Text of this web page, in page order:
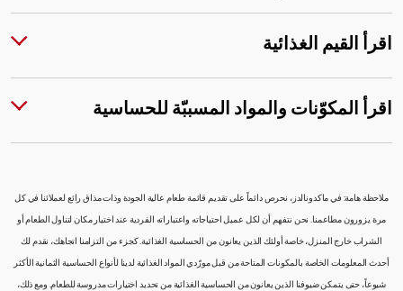
اقرأ القيم الغذائية
اقرأ المكوّنات والمواد المسببّة للحساسية
ملاحظة هامة: في ماكدونالدز، نحرص دائماً على تقديم قائمة طعام عالية الجودة وذات مذاق رائع لعملائنا في كل
مرة يزورون مطاعمنا. نحن نتفهم أن لكل عميل احتياجاته واعتباراته الفردية عند اختيار مكان لتناول الطعام أو
الشراب خارج المنزل، خاصة أولئك الذين يعانون من الحساسية الغذائية. كجزء من التزامنا اتجاهك، نقدم لك
أحدث المعلومات الخاصة بالمكونات المتاحة من قبل مورّدي المواد الغذائية لدينا لأنواع الحساسية الثمانية الأكثر
شيوعاً، حتى يتمكن ضيوفنا الذين يعانون من الحساسية الغذائية من تحديد اختيارات مدروسة للطعام. ومع ذلك،